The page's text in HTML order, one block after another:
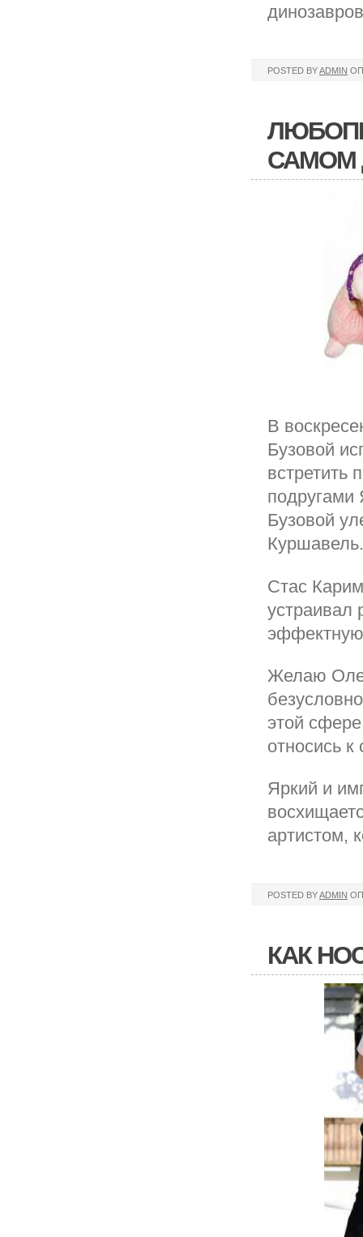
POSTED BYADMIN
САМОМ
В
Бузовой
встретить
подругами
Бузовой
Куршавель.
Стас
устраивал
Желаю Оле
этой
относись
Яркий и
артистом,
POSTED BYADMIN
КАК